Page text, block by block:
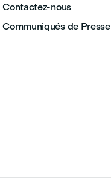
Contactez-nous
Communiqués de Presse